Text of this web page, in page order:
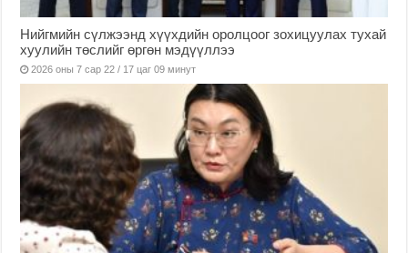
Нийгмийн сүлжээнд хүүхдийн оролцоог зохицуулах тухай
хуулийн төслийг өргөн мэдүүллээ
2026 оны 7 сар 22 / 17 цаг 09 минут